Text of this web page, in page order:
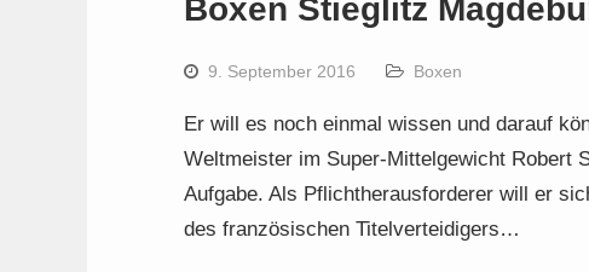
Boxen Stieglitz
9. September 2016 Boxen
Er will es noch einmal wissen und darauf
Weltmeister im Super-Mittelgewicht Robert
Aufgabe. Als Pflichtherausforderer will er
des französischen Titelverteidigers…